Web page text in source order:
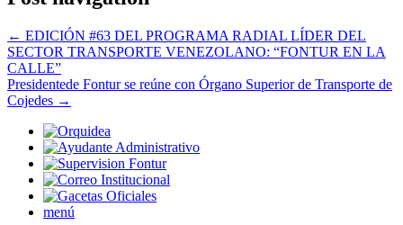
← EDICIÓN #63 DEL PROGRAMA RADIAL LÍDER DEL
SECTOR TRANSPORTE VENEZOLANO: “FONTUR EN LA
CALLE”
Presidentede Fontur se reúne con Órgano Superior de Transporte de
Cojedes →
menú